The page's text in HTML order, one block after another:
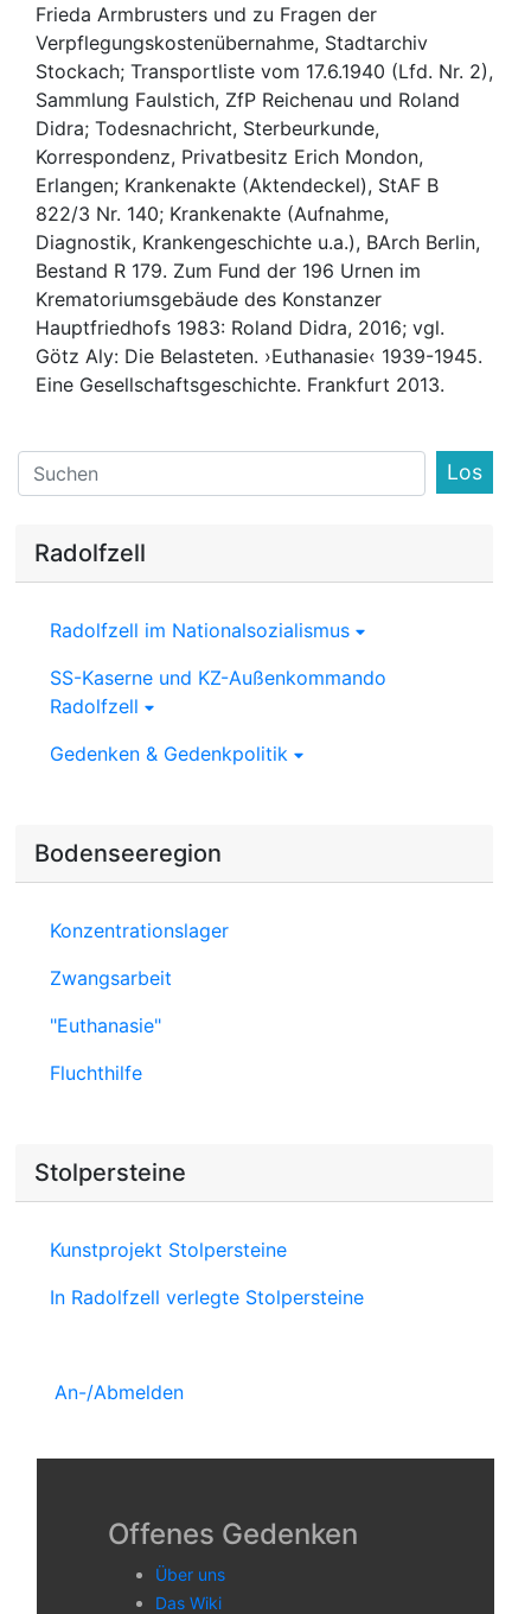
Frieda Armbrusters und zu Fragen der
Verpflegungskostenübernahme, Stadtarchiv
Stockach; Transportliste vom 17.6.1940 (Lfd. Nr. 2),
Sammlung Faulstich, ZfP Reichenau und Roland
Didra; Todesnachricht, Sterbeurkunde,
Korrespondenz, Privatbesitz Erich Mondon,
Erlangen; Krankenakte (Aktendeckel), StAF B
822/3 Nr. 140; Krankenakte (Aufnahme,
Diagnostik, Krankengeschichte u.a.), BArch Berlin,
Bestand R 179. Zum Fund der 196 Urnen im
Krematoriumsgebäude des Konstanzer
Hauptfriedhofs 1983: Roland Didra, 2016; vgl.
Götz Aly: Die Belasteten. ›Euthanasie‹ 1939-1945.
Eine Gesellschaftsgeschichte. Frankfurt 2013.
Find
Radolfzell
Radolfzell im Nationalsozialismus
SS-Kaserne und KZ-Außenkommando
Radolfzell
Gedenken & Gedenkpolitik
Bodenseeregion
Konzentrationslager
Zwangsarbeit
"Euthanasie"
Fluchthilfe
Stolpersteine
Kunstprojekt Stolpersteine
In Radolfzell verlegte Stolpersteine
An-/Abmelden
Offenes Gedenken
Über uns
Das Wiki